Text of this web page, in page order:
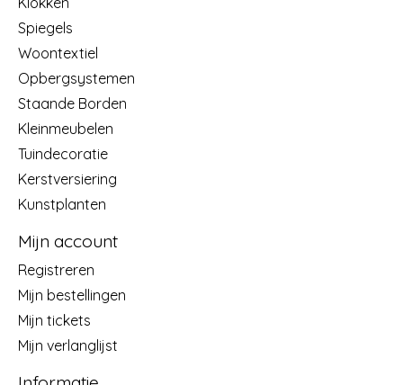
Spiegels
Woontextiel
Opbergsystemen
Staande Borden
Kleinmeubelen
Tuindecoratie
Kerstversiering
Kunstplanten
Mijn account
Registreren
Mijn bestellingen
Mijn tickets
Mijn verlanglijst